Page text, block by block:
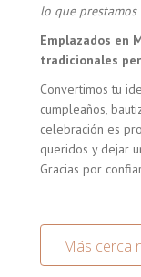
lo que
Emplazados en
tradicionales
Convertimos tu
cumpleaños,
celebración es
queridos y dejar
Gracias por
Más cerca